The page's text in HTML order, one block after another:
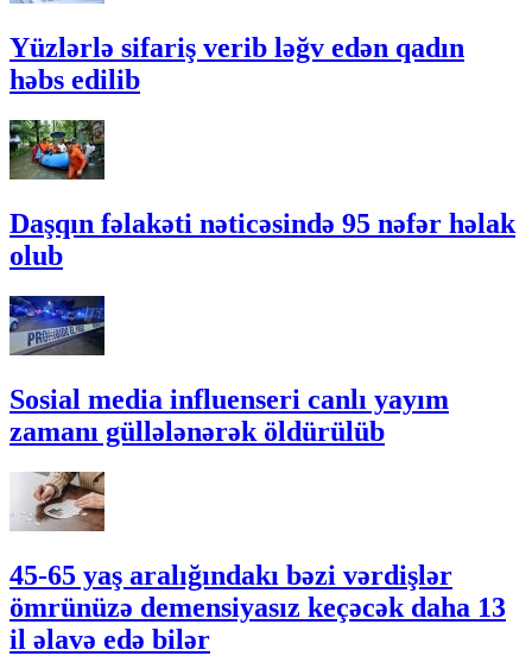
Yüzlərlə sifariş verib ləğv edən qadın
həbs edilib
Daşqın fəlakəti nəticəsində 95 nəfər həlak
olub
Sosial media influenseri canlı yayım
zamanı güllələnərək öldürülüb
45-65 yaş aralığındakı bəzi vərdişlər
ömrünüzə demensiyasız keçəcək daha 13
il əlavə edə bilər